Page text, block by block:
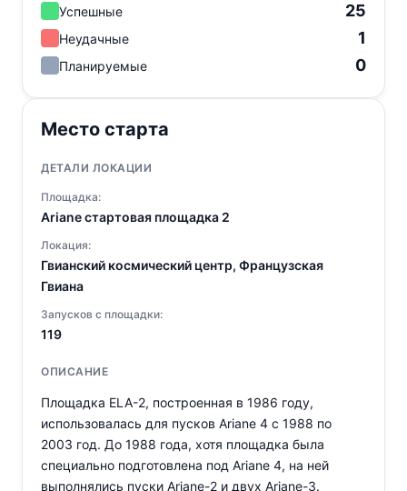
Успешные 25
Неудачные 1
Планируемые 0
Место старта
ДЕТАЛИ ЛОКАЦИИ
Площадка:
Ariane стартовая площадка 2
Локация:
Гвианский космический центр, Французская
Гвиана
Запусков с площадки:
119
ОПИСАНИЕ
Площадка ELA-2, построенная в 1986 году,
использовалась для пусков Ariane 4 с 1988 по
2003 год. До 1988 года, хотя площадка была
специально подготовлена под Ariane 4, на ней
выполнялись пуски Ariane-2 и двух Ariane-3.